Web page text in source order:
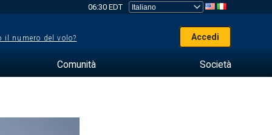
06:30 EDT
il numero del volo? Accedi
Comunità Società